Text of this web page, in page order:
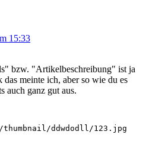
15:33
bzw. "Artikelbeschreibung" ist ja
meinte ich, aber so wie du es
auch ganz gut aus.
ddwdodll/123.jpg